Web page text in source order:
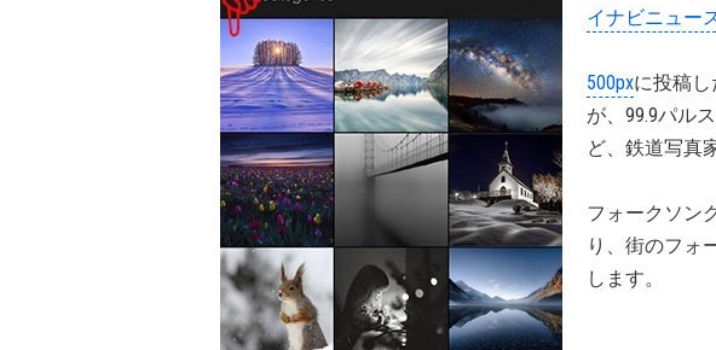
イナビニュー
500pxに投稿
が、99.9パル
ど、鉄道写真
フォークソン
り、街のフォ
します。